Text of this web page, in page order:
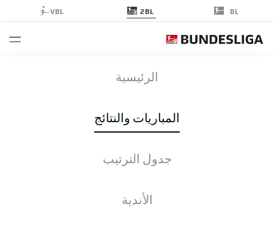
BL
2BL
VBL
الرئيسية
المباريات والنتائج
جدول الترتيب
الأندية
الأخبار التشكيلات الإحصائيات